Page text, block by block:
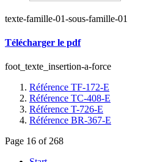
texte-famille-01-sous-famille-01
Télécharger le pdf
foot_texte_insertion-a-force
Référence TF-172-E
Référence TC-408-E
Référence T-726-E
Référence BR-367-E
Page 16 of 268